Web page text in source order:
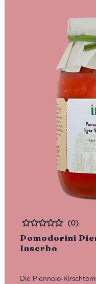
Pomodorini
Inserbo
Bewertet
(0)
Die Piennolo-